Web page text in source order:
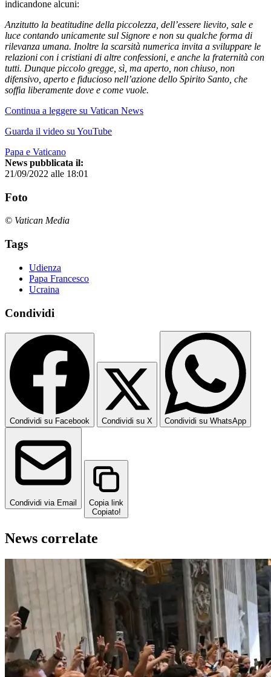
indicandone alcuni:
Anzitutto la beatitudine della piccolezza, dell’essere lievito, sale e
luce contando unicamente sul Signore e non su qualche forma di
rilevanza umana. Inoltre la scarsità numerica invita a sviluppare le
relazioni con i cristiani di altre confessioni, e anche la fraternità con
tutti. Dunque piccolo gregge, sì, ma aperto, non chiuso, non
difensivo, aperto e fiducioso nell’azione dello Spirito Santo, che
soffia liberamente dove e come vuole.
Continua a leggere su Vatican News
Guarda il video su YouTube
Papa e Vaticano
News pubblicata il:
21/09/2022 alle 18:01
Foto
© Vatican Media
Tags
Udienza
Papa Francesco
Ucraina
Condividi
Condividi su Facebook Condividi su X Condividi su WhatsApp
Condividi via Email
Copia link
Copiato!
News correlate